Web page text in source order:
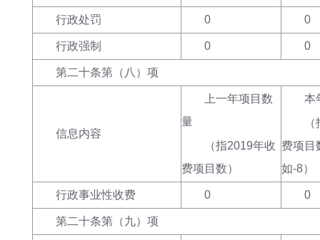
行政处罚 0 0
行政强制 0 0
第二十条第（八）项
信息内容
上一年项目数
量
（指2019年收
费项目数）
本
费项目
如-8）
行政事业性收费 0 0
第二十条第（九）项